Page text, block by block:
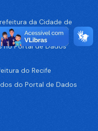
da Cidade de
no Portal de Dados
do Recife
do Portal de Dados